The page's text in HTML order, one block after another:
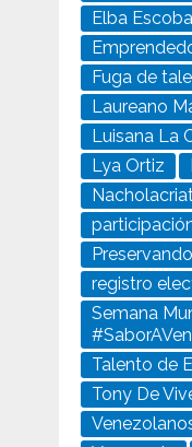
Elba
Fuga de
Laureano
Luisana La
Lya Ortiz
registro
Semana
Talento de
Tony De